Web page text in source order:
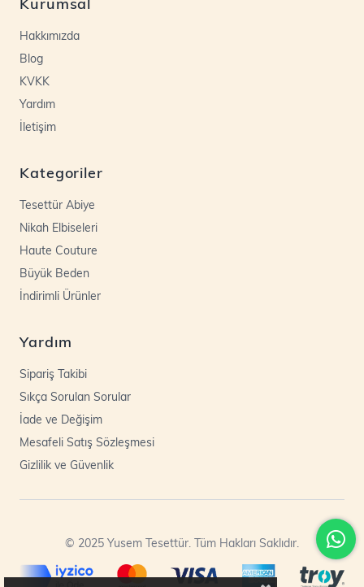
Hakkımızda
Blog
KVKK
Yardım
İletişim
Kategoriler
Tesettür Abiye
Nikah Elbiseleri
Haute Couture
Büyük Beden
İndirimli Ürünler
Yardım
Sipariş Takibi
Sıkça Sorulan Sorular
İade ve Değişim
Mesafeli Satış Sözleşmesi
Gizlilik ve Güvenlik
© 2025 Yusem Tesettür. Tüm Hakları Saklıdır.